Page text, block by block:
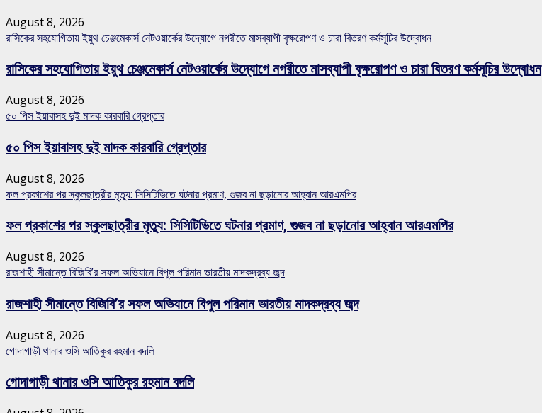
August 8, 2026
রাসিকের সহযোগিতায় ইয়ুথ চেঞ্জমেকার্স নেটওয়ার্কের উদ্যোগে নগরীতে মাসব্যাপী বৃক্ষরোপণ ও চারা বিতরণ কর্মসূচির উদ্বোধন
রাসিকের সহযোগিতায় ইয়ুথ চেঞ্জমেকার্স নেটওয়ার্কের উদ্যোগে নগরীতে মাসব্যাপী বৃক্ষরোপণ ও চারা বিতরণ কর্মসূচির উদ্বোধন
August 8, 2026
৫০ পিস ইয়াবাসহ দুই মাদক কারবারি গ্রেপ্তার
৫০ পিস ইয়াবাসহ দুই মাদক কারবারি গ্রেপ্তার
August 8, 2026
ফল প্রকাশের পর স্কুলছাত্রীর মৃত্যু: সিসিটিভিতে ঘটনার প্রমাণ, গুজব না ছড়ানোর আহ্বান আরএমপির
ফল প্রকাশের পর স্কুলছাত্রীর মৃত্যু: সিসিটিভিতে ঘটনার প্রমাণ, গুজব না ছড়ানোর আহ্বান আরএমপির
August 8, 2026
রাজশাহী সীমান্তে বিজিবি’র সফল অভিযানে বিপুল পরিমান ভারতীয় মাদকদ্রব্য জব্দ
রাজশাহী সীমান্তে বিজিবি’র সফল অভিযানে বিপুল পরিমান ভারতীয় মাদকদ্রব্য জব্দ
August 8, 2026
গোদাগাড়ী থানার ওসি আতিকুর রহমান বদলি
গোদাগাড়ী থানার ওসি আতিকুর রহমান বদলি